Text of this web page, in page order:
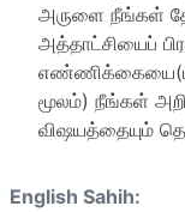
அருளை நீங்கள்
அத்தாட்சியைப்
மூலம்) நீங்கள்
விஷயத்தையும்
English Sahih: